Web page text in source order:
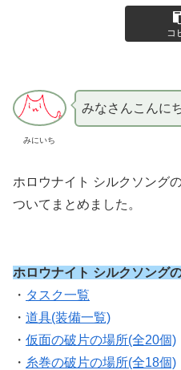
コ
みにいち
みなさんこんに
ホロウナイト シルクソング
ついてまとめました。
ホロウナイト シルクソング
・ タスク一覧
・ 道具(装備一覧)
・ 仮面の破片の場所(全20個)
・ 糸巻の破片の場所(全18個)